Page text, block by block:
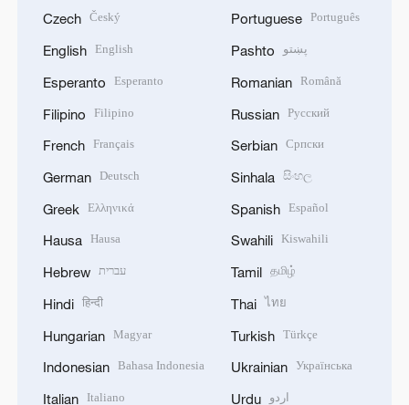
Czech Český
English English
Esperanto Esperanto
Filipino Filipino
French Français
German Deutsch
Greek Ελληνικά
Hausa Hausa
Hebrew עברית
Hindi हिन्दी
Hungarian Magyar
Indonesian Bahasa Indonesia
Italian Italiano
Portuguese Português
Pashto پښتو
Romanian Română
Russian Русский
Serbian Српски
Sinhala සිංහල
Spanish Español
Swahili Kiswahili
Tamil தமிழ்
Thai ไทย
Turkish Türkçe
Ukrainian Українська
Urdu اردو